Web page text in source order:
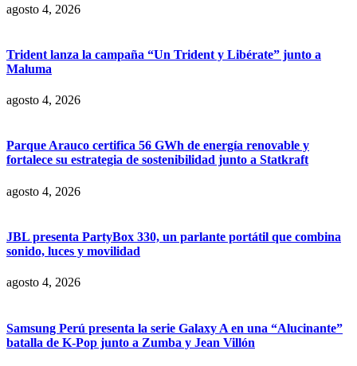
agosto 4, 2026
Trident lanza la campaña “Un Trident y Libérate” junto a
Maluma
agosto 4, 2026
Parque Arauco certifica 56 GWh de energía renovable y
fortalece su estrategia de sostenibilidad junto a Statkraft
agosto 4, 2026
JBL presenta PartyBox 330, un parlante portátil que combina
sonido, luces y movilidad
agosto 4, 2026
Samsung Perú presenta la serie Galaxy A en una “Alucinante”
batalla de K-Pop junto a Zumba y Jean Villón